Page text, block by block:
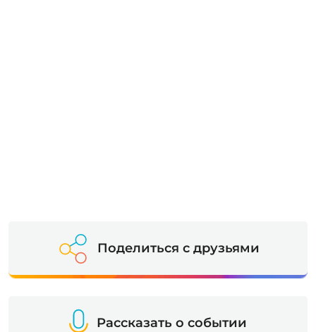
Поделиться с друзьями
Рассказать о событии